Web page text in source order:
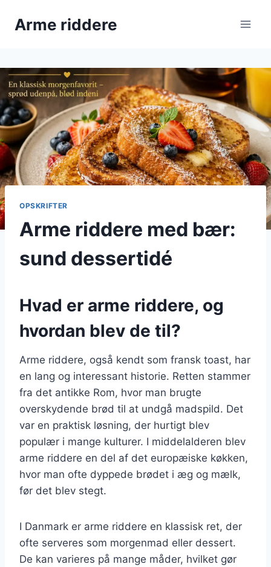
Arme riddere
OPSKRIFTER
Arme riddere med bær:
sund dessertidé
Hvad er arme riddere, og
hvordan blev de til?
Arme riddere, også kendt som fransk toast, har
en lang og interessant historie. Retten stammer
fra det antikke Rom, hvor man brugte
overskydende brød til at undgå madspild. Det
var en praktisk løsning, der hurtigt blev
populær i mange kulturer. I middelalderen blev
arme riddere en del af det europæiske køkken,
hvor man ofte dyppede brødet i æg og mælk,
før det blev stegt.
I Danmark er arme riddere en klassisk ret, der
ofte serveres som morgenmad eller dessert.
De kan varieres på mange måder, hvilket gør